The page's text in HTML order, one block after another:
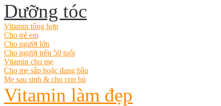
Dưỡng tóc
Vitamin tổng hợp
Cho trẻ em
Cho người lớn
Cho người trên 50 tuổi
Vitamin cho mẹ
Cho mẹ sắp hoặc đang bầu
Mẹ sau sinh & cho con bú
Vitamin làm đẹp